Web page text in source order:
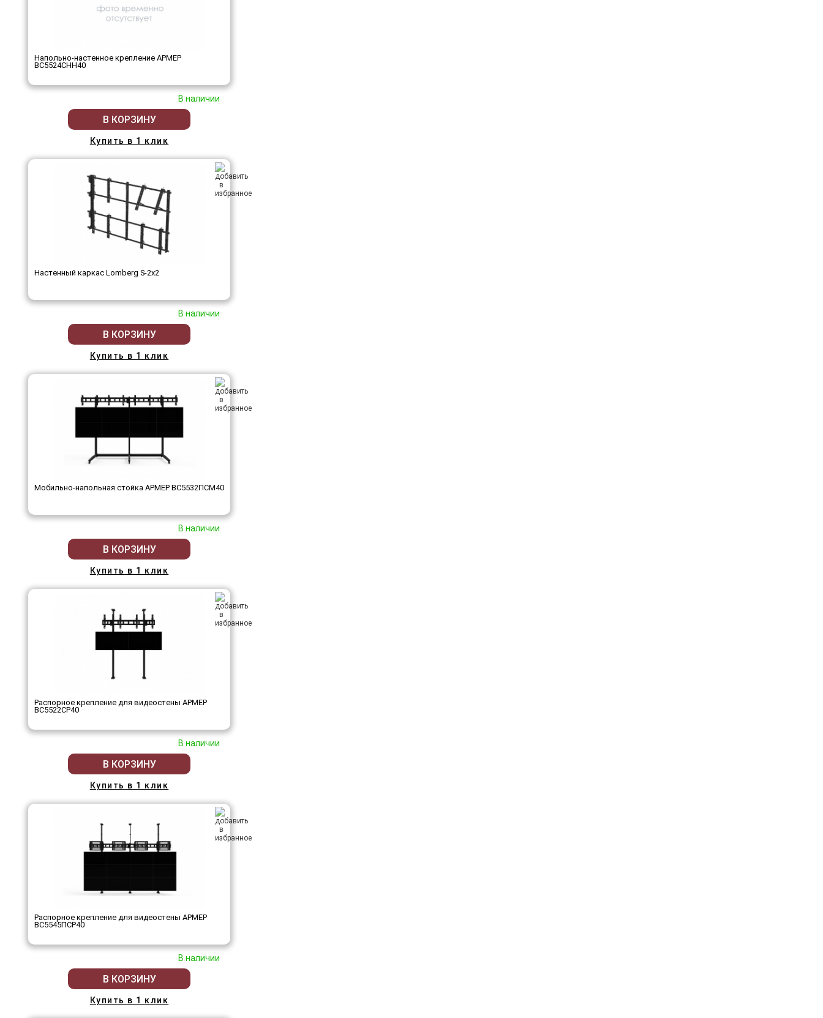
Напольно-настенное крепление АРМЕР
ВС5524СНН40
В наличии
В КОРЗИНУ
Купить в 1 клик
Настенный каркас Lomberg S-2х2
В наличии
В КОРЗИНУ
Купить в 1 клик
Мобильно-напольная стойка АРМЕР ВС5532ПСМ40
В наличии
В КОРЗИНУ
Купить в 1 клик
Распорное крепление для видеостены АРМЕР
ВС5522СР40
В наличии
В КОРЗИНУ
Купить в 1 клик
Распорное крепление для видеостены АРМЕР
ВС5545ПСР40
В наличии
В КОРЗИНУ
Купить в 1 клик